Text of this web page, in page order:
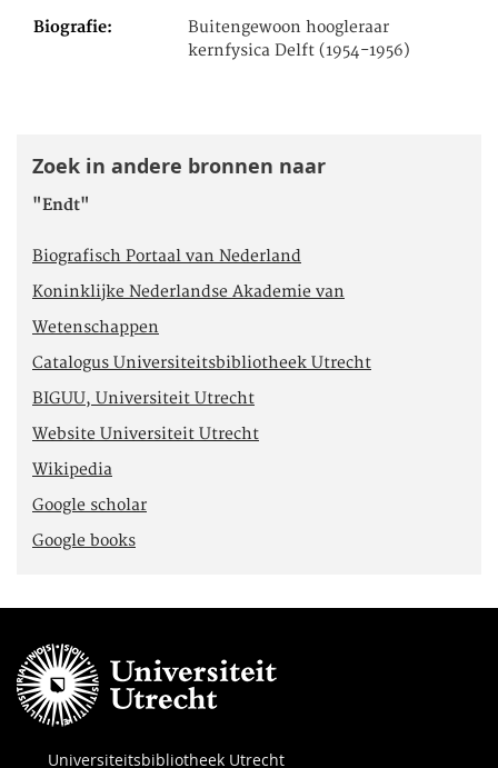
Biografie
Buitengewoon hoogleraar
kernfysica Delft (1954-1956)
Zoek in andere bronnen naar
"Endt"
Biografisch Portaal van Nederland
Koninklijke Nederlandse Akademie van
Wetenschappen
Catalogus Universiteitsbibliotheek Utrecht
BIGUU, Universiteit Utrecht
Website Universiteit Utrecht
Wikipedia
Google scholar
Google books
Universiteitsbibliotheek Utrecht